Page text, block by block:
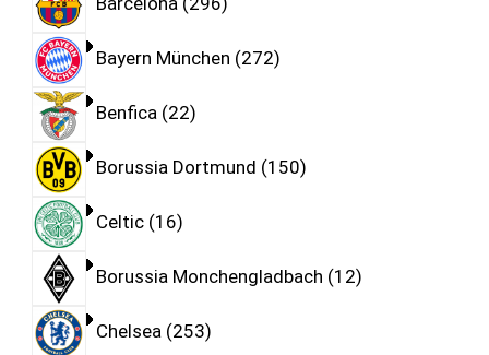
Bayern München 272
Benfica 22
Borussia Dortmund 150
Celtic 16
Borussia Monchengladbach 12
Chelsea 253